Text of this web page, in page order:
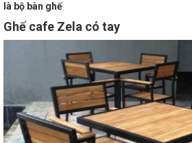
là bộ bàn ghế
Ghế cafe Zela có tay